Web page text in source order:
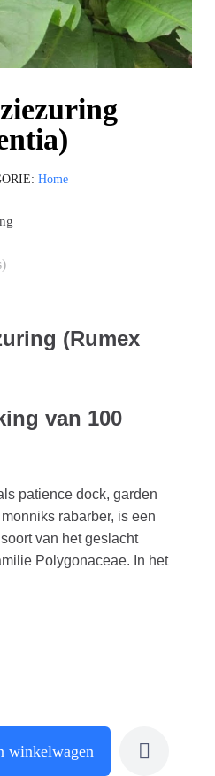
Home
(Rumex
van 100
patience dock, garden
rabarber, is een
van het geslacht
Polygonaceae. In het
winkelwagen